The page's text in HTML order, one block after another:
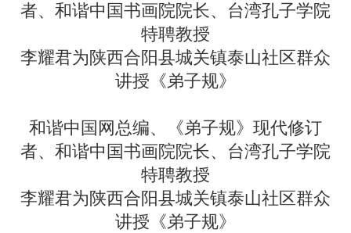
者、和谐中国书画院院长、台湾孔子学院
特聘教授
李耀君为陕西合阳县城关镇泰山社区群众
讲授《弟子规》
和谐中国网总编、《弟子规》现代修订
者、和谐中国书画院院长、台湾孔子学院
特聘教授
李耀君为陕西合阳县城关镇泰山社区群众
讲授《弟子规》